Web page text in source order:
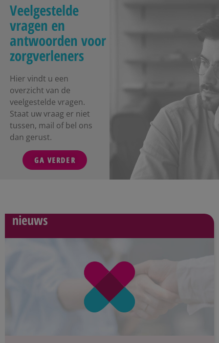
Veelgestelde
vragen en
antwoorden voor
zorgverleners
Hier vindt u een
overzicht van de
veelgestelde vragen.
Staat uw vraag er niet
tussen, mail of bel ons
dan gerust.
GA VERDER
nieuws